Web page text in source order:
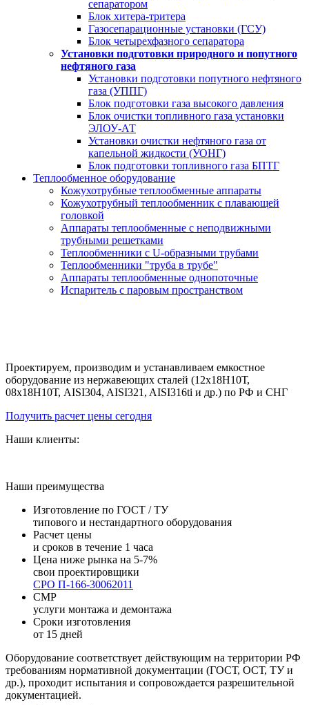
сепаратором
Блок хитера-тритера
Газосепарационные установки (ГСУ)
Блок четырехфазного сепаратора
Установки подготовки природного и попутного
нефтяного газа
Установки подготовки попутного нефтяного
газа (УППГ)
Блок подготовки газа высокого давления
Блок очистки топливного газа установки
ЭЛОУ-АТ
Установки очистки нефтяного газа от
капельной жидкости (УОНГ)
Блок подготовки топливного газа БПТГ
Теплообменное оборудование
Кожухотрубные теплообменные аппараты
Кожухотрубный теплообменник с плавающей
головкой
Аппараты теплообменные с неподвижными
трубными решетками
Теплообменники с U-образными трубами
Теплообменники "труба в трубе"
Аппараты теплообменные однопоточные
Испаритель с паровым пространством
Проектируем, производим и устанавливаем емкостное
оборудование из нержавеющих сталей (12х18Н10Т,
08х18Н10Т, AISI304, AISI321, AISI316ti и др.) по РФ и СНГ
Получить расчет цены сегодня
Наши клиенты:
Наши преимущества
Изготовление по ГОСТ / ТУ
типового и нестандартного оборудования
Расчет цены
и сроков в течение 1 часа
Цена ниже рынка на 5-7%
свои проектировщики
СРО П-166-30062011
СМР
услуги монтажа и демонтажа
Сроки изготовления
от 15 дней
Оборудование соответствует действующим на территории РФ
требованиям нормативной документации (ГОСТ, ОСТ, ТУ и
др.), проходит испытания и сопровождается разрешительной
документацией.